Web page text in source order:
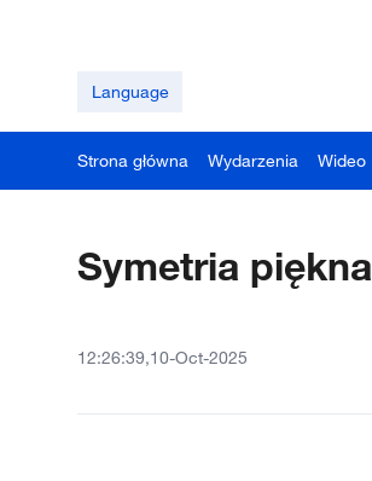
Language
Strona główna Wydarzenia Wideo
Symetria
12:26:39,10-Oct-2025